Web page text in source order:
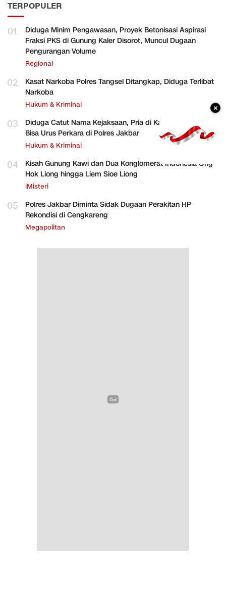
TERPOPULER
01
Diduga Minim Pengawasan, Proyek Betonisasi Aspirasi
Fraksi PKS di Gunung Kaler Disorot, Muncul Dugaan
Pengurangan Volume
Regional
02
Kasat Narkoba Polres Tangsel Ditangkap, Diduga Terlibat
Narkoba
Hukum & Kriminal
03
Diduga Catut Nama Kejaksaan, Pria di Kalideres Mengaku
Bisa Urus Perkara di Polres Jakbar
Hukum & Kriminal
04
Kisah Gunung Kawi dan Dua Konglomerat Indonesia Ong
Hok Liong hingga Liem Sioe Liong
iMisteri
05
Polres Jakbar Diminta Sidak Dugaan Perakitan HP
Rekondisi di Cengkareng
Megapolitan
×